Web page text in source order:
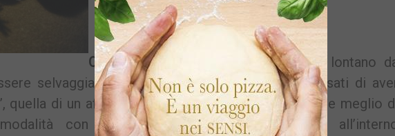
QUARTO– Bloccati, rapiti e portati lontano
selvaggiamente picchiati. Il tutto perché accusati di
quella di un affiliato al clan Polverino. Una storia che meglio
con cui vengono “regolati” gli sgarri